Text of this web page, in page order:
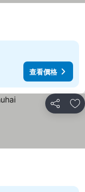
查看價格
分享 放